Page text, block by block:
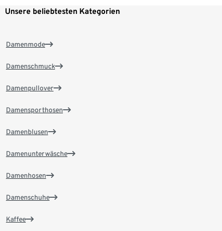
Unsere beliebtesten Kategorien
Damenmode
Damenschmuck
Damenpullover
Damensporthosen
Damenblusen
Damenunterwäsche
Damenhosen
Damenschuhe
Kaffee